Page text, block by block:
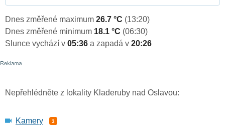
Dnes změřené maximum 26.7 °C (13:20)
Dnes změřené minimum 18.1 °C (06:30)
Slunce vychází v 05:36 a zapadá v 20:26
Nepřehlédněte z lokality Kladeruby nad Oslavou:
Kamery 3